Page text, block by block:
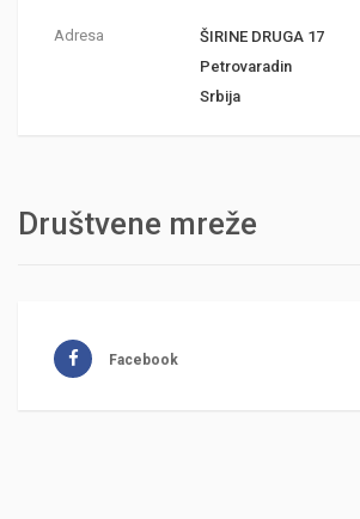
Adresa
ŠIRINE DRUGA 17
Petrovaradin
Srbija
Društvene mreže
Facebook